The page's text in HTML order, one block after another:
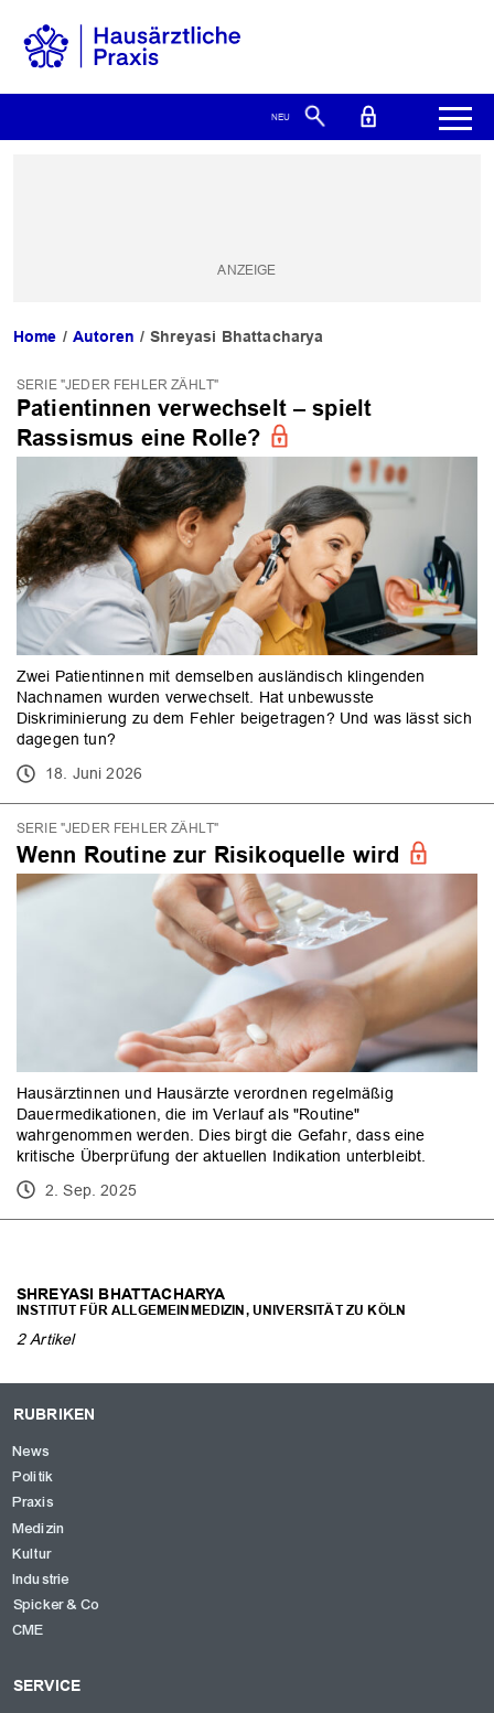
Home Autoren Shreyasi Bhattacharya
SHREYASI BHATTACHARYA
INSTITUT FÜR ALLGEMEINMEDIZIN, UNIVERSITÄT ZU KÖLN
2 Artikel
SERIE "JEDER FEHLER ZÄHLT"
Patientinnen verwechselt – spielt
Rassismus eine Rolle?
Zwei Patientinnen mit demselben ausländisch klingenden
Nachnamen wurden verwechselt. Hat unbewusste
Diskriminierung zu dem Fehler beigetragen? Und was lässt sich
dagegen tun?
18. Juni 2026
SERIE "JEDER FEHLER ZÄHLT"
Wenn Routine zur Risikoquelle wird
Hausärztinnen und Hausärzte verordnen regelmäßig
Dauermedikationen, die im Verlauf als "Routine"
wahrgenommen werden. Dies birgt die Gefahr, dass eine
kritische Überprüfung der aktuellen Indikation unterbleibt.
2. Sep. 2025
RUBRIKEN
News
Politik
Praxis
Medizin
Kultur
Industrie
Spicker & Co
CME
SERVICE